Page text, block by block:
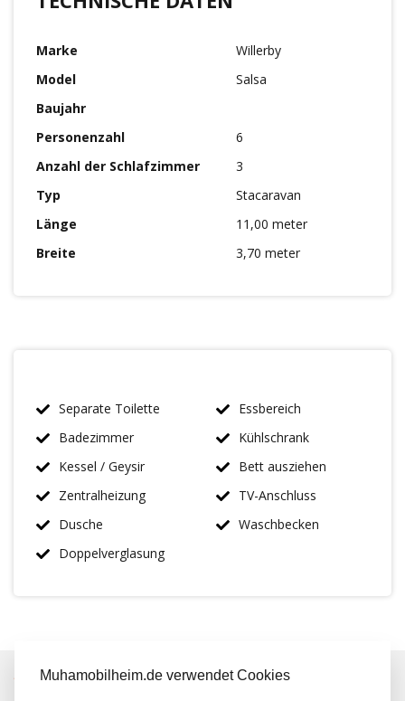
Marke
Willerby
Model
Salsa
Baujahr
Personenzahl
6
Anzahl der Schlafzimmer
3
Typ
Stacaravan
Länge
11,00 meter
Breite
3,70 meter
Separate Toilette
Badezimmer
Kessel / Geysir
Zentralheizung
Dusche
Doppelverglasung
Essbereich
Kühlschrank
Bett ausziehen
TV-Anschluss
Waschbecken
IMMER MEHR ALS 50 MAL AUF LAGER
Muhamobilheim.de verwendet Cookies